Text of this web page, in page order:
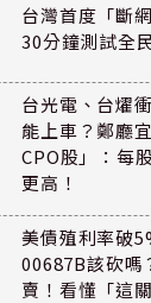
台灣首度「斷
30分鐘測試全
台光電、台燿
能上車？鄭廳
CPO股」：每
更高！
美債殖利率破
00687B該砍嗎
賣！看懂「這